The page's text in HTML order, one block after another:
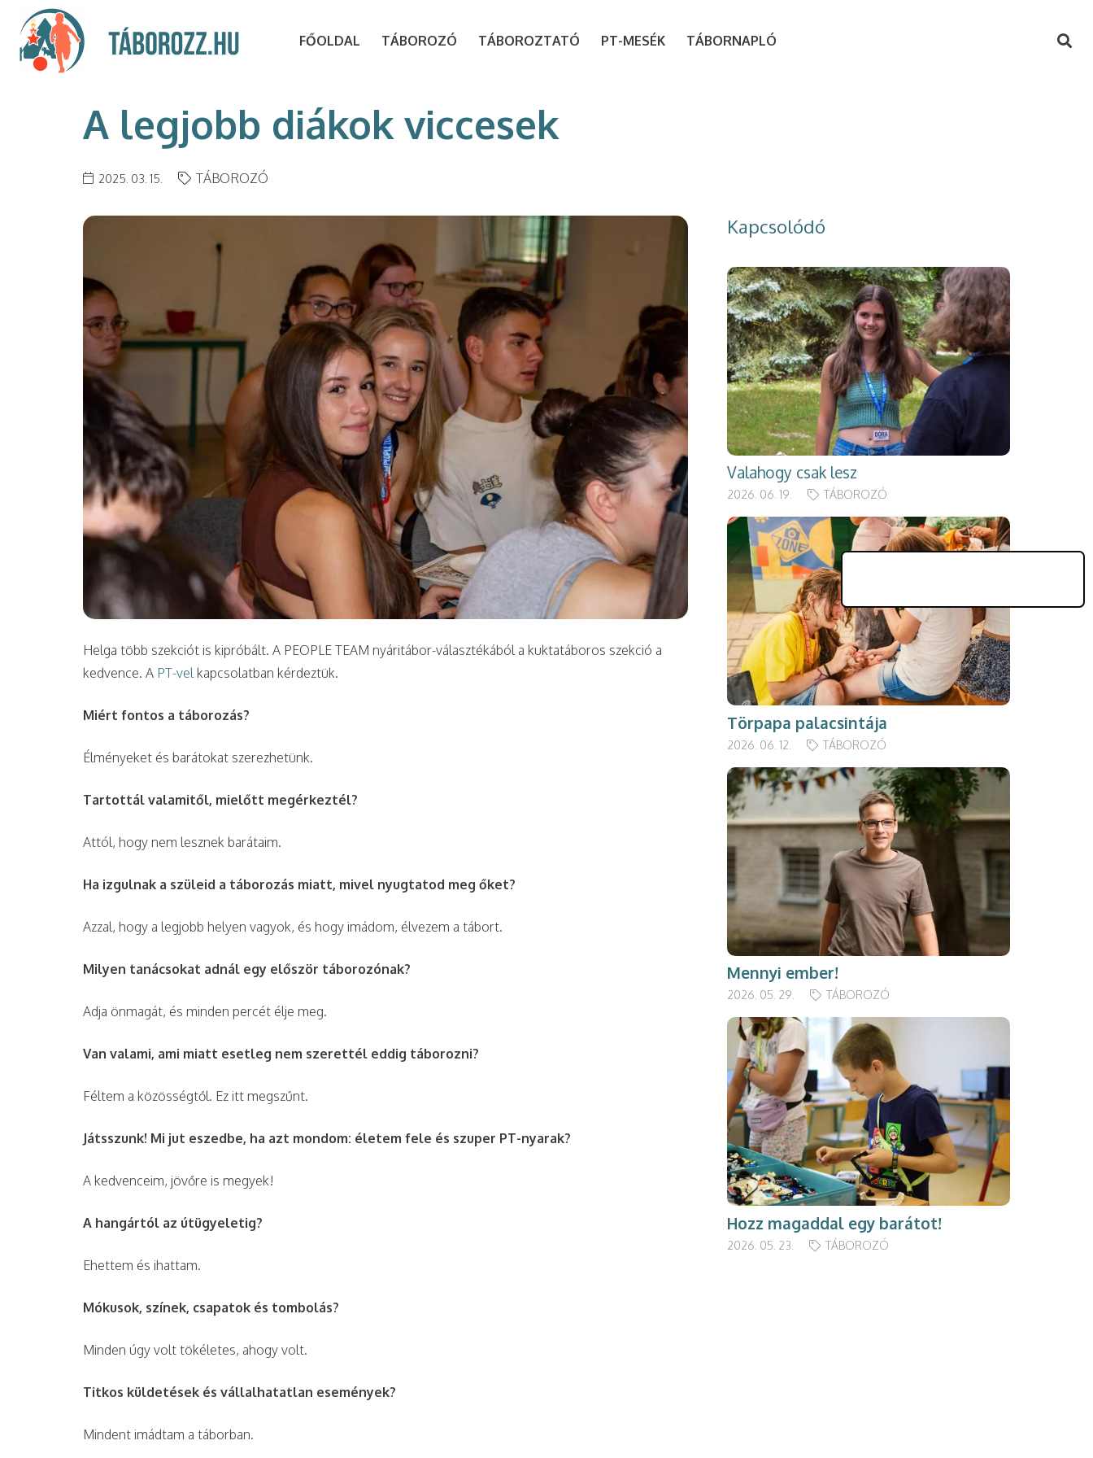
FŐOLDAL TÁBOROZÓ TÁBOROZTATÓ PT-MESÉK TÁBORNAPLÓ
A legjobb diákok viccesek
2025. 03. 15. TÁBOROZÓ
Helga több szekciót is kipróbált. A PEOPLE TEAM nyáritábor-választékából a kuktatáboros szekció a
kedvence. A PT-velkapcsolatban kérdeztük.
Miért fontos a táborozás?
Élményeket és barátokat szerezhetünk.
Tartottál valamitől, mielőtt megérkeztél?
Attól, hogy nem lesznek barátaim.
Ha izgulnak a szüleid a táborozás miatt, mivel nyugtatod meg őket?
Azzal, hogy a legjobb helyen vagyok, és hogy imádom, élvezem a tábort.
Milyen tanácsokat adnál egy először táborozónak?
Adja önmagát, és minden percét élje meg.
Van valami, ami miatt esetleg nem szerettél eddig táborozni?
Féltem a közösségtől. Ez itt megszűnt.
Játsszunk! Mi jut eszedbe, ha azt mondom: életem fele és szuper PT-nyarak?
A kedvenceim, jövőre is megyek!
A hangártól az útügyeletig?
Ehettem és ihattam.
Mókusok, színek, csapatok és tombolás?
Minden úgy volt tökéletes, ahogy volt.
Titkos küldetések és vállalhatatlan események?
Mindent imádtam a táborban.
Kapcsolódó
Valahogy csak lesz
2026. 06. 19. TÁBOROZÓ
Törpapa palacsintája
2026. 06. 12. TÁBOROZÓ
Mennyi ember!
2026. 05. 29. TÁBOROZÓ
Hozz magaddal egy barátot!
2026. 05. 23. TÁBOROZÓ